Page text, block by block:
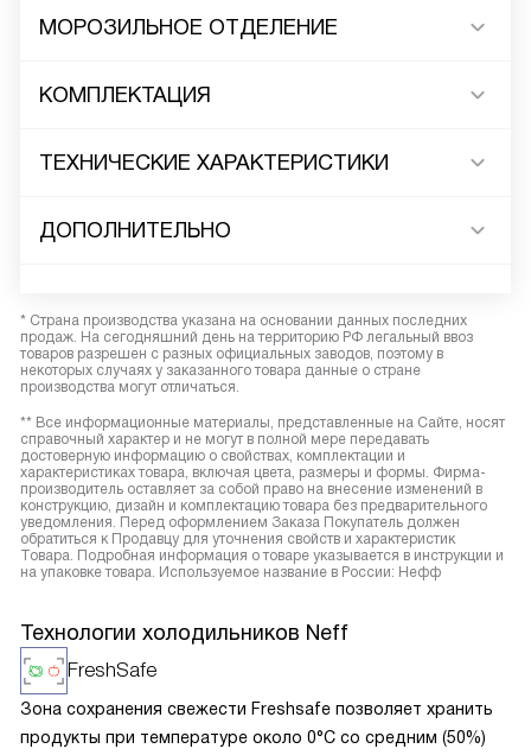
МОРОЗИЛЬНОЕ ОТДЕЛЕНИЕ
КОМПЛЕКТАЦИЯ
ТЕХНИЧЕСКИЕ ХАРАКТЕРИСТИКИ
ДОПОЛНИТЕЛЬНО
* Страна производства указана на основании данных последних
продаж. На сегодняшний день на территорию РФ легальный ввоз
товаров разрешен с разных официальных заводов, поэтому в
некоторых случаях у заказанного товара данные о стране
производства могут отличаться.
** Все информационные материалы, представленные на Сайте, носят
справочный характер и не могут в полной мере передавать
достоверную информацию о свойствах, комплектации и
характеристиках товара, включая цвета, размеры и формы. Фирма-
производитель оставляет за собой право на внесение изменений в
конструкцию, дизайн и комплектацию товара без предварительного
уведомления. Перед оформлением Заказа Покупатель должен
обратиться к Продавцу для уточнения свойств и характеристик
Товара. Подробная информация о товаре указывается в инструкции и
на упаковке товара. Используемое название в России: Нефф
Технологии холодильников Neff
FreshSafe
Зона сохранения свежести Freshsafe позволяет хранить
продукты при температуре около 0°C со средним (50%)